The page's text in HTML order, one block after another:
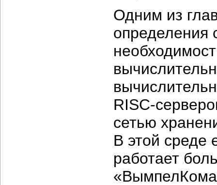
Одним из
определения
RISC-
сетью
В этой среде
работает